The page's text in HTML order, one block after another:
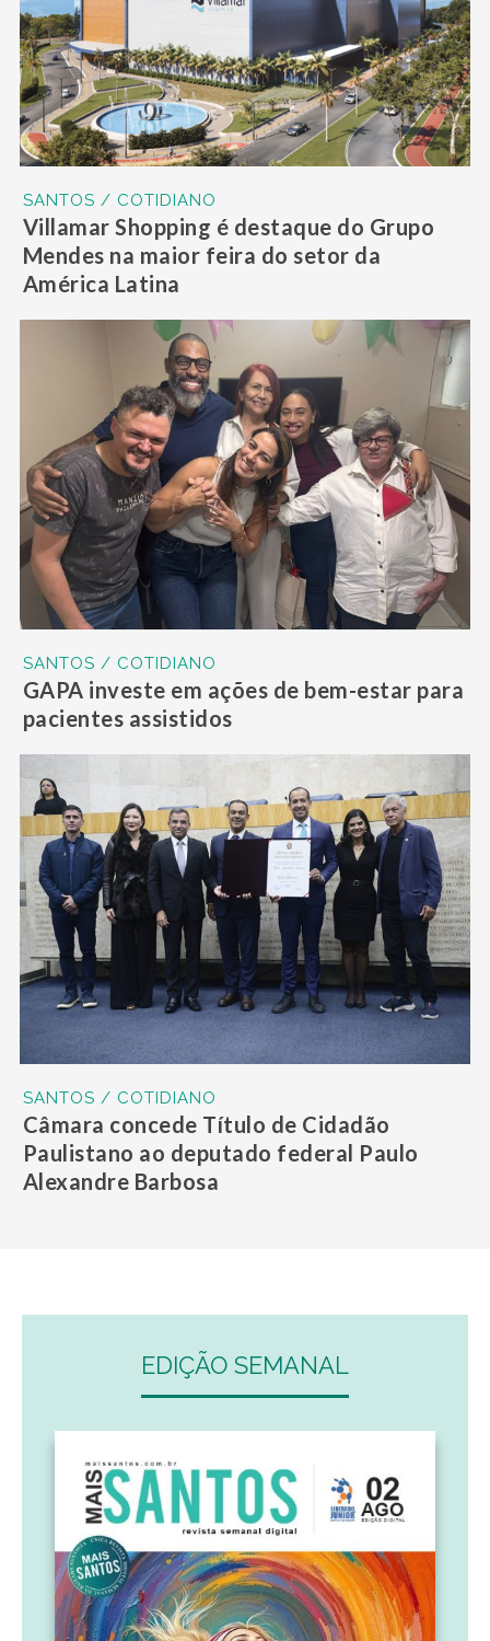
SANTOS / COTIDIANO
Villamar Shopping é destaque do Grupo
Mendes na maior feira do setor da
América Latina
SANTOS / COTIDIANO
GAPA investe em ações de bem-estar para
pacientes assistidos
SANTOS / COTIDIANO
Câmara concede Título de Cidadão
Paulistano ao deputado federal Paulo
Alexandre Barbosa
EDIÇÃO SEMANAL